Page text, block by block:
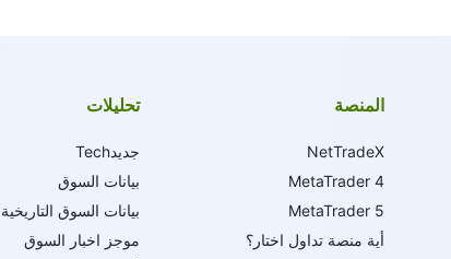
المنصة
NetTradeX
MetaTrader 4
MetaTrader 5
أية منصة تداول اختار؟
تحليلات
جديدTech
بيانات السوق
بيانات السوق التاريخية
موجز اخبار السوق